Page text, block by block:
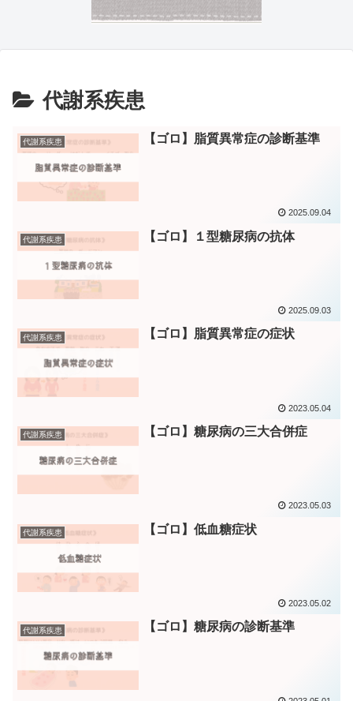
代謝系疾患
代謝系疾患 【ゴロ】脂質異常症の診断基準
2025.09.04
代謝系疾患 【ゴロ】１型糖尿病の抗体
2025.09.03
代謝系疾患 【ゴロ】脂質異常症の症状
2023.05.04
代謝系疾患 【ゴロ】糖尿病の三大合併症
2023.05.03
代謝系疾患 【ゴロ】低血糖症状
2023.05.02
代謝系疾患 【ゴロ】糖尿病の診断基準